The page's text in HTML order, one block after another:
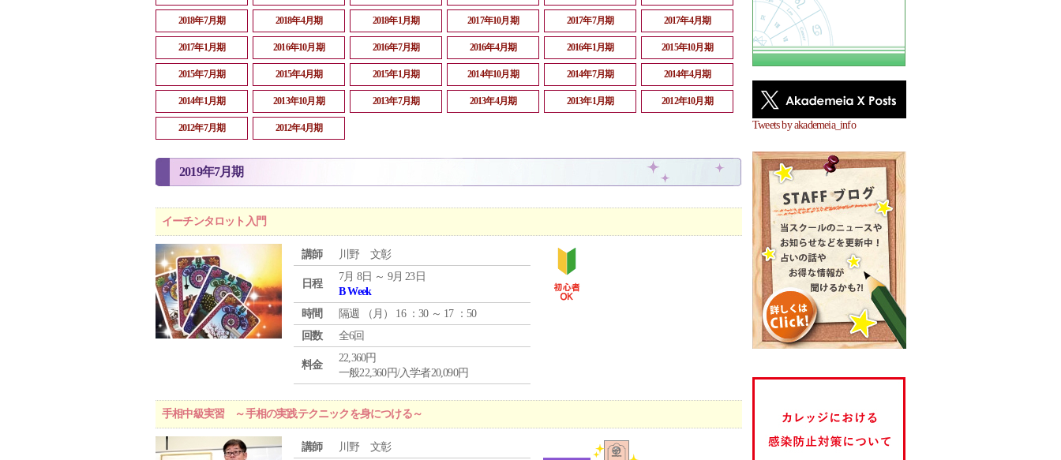
Tweets by akademeia_info
2018年7月期 2018年4月期 2018年1月期 2017年10月期 2017年7月期 2017年4月期
2017年1月期 2016年10月期 2016年7月期 2016年4月期 2016年1月期 2015年10月期
2015年7月期 2015年4月期 2015年1月期 2014年10月期 2014年7月期 2014年4月期
2014年1月期 2013年10月期 2013年7月期 2013年4月期 2013年1月期 2012年10月期
2012年7月期 2012年4月期
2019年7月期
イーチンタロット入門
講師 川野 文彰
日程
7月 8日 ～ 9月 23日
B Week
時間
隔週 （ 月 ） 16 ：30 ～ 17 ：50
回数
全6回
料金
22,360円
一般22,360円/入学者20,090円
手相中級実習 ～手相の実践テクニックを身につける～
講師 川野 文彰